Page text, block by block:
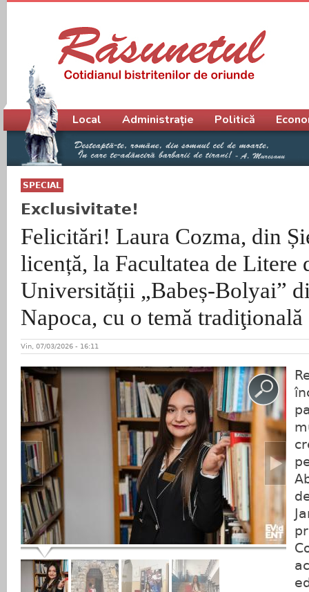
SPECIAL
Exclusivitate!
Felicitări! Laura Cozma, din
licență, la Facultatea de Litere
Universității „Babeș-Bolyai”
Napoca, cu o temă tradiţională
Vin, 07/03/2026 - 16:11
Meniu principal
Local Administrație Politică